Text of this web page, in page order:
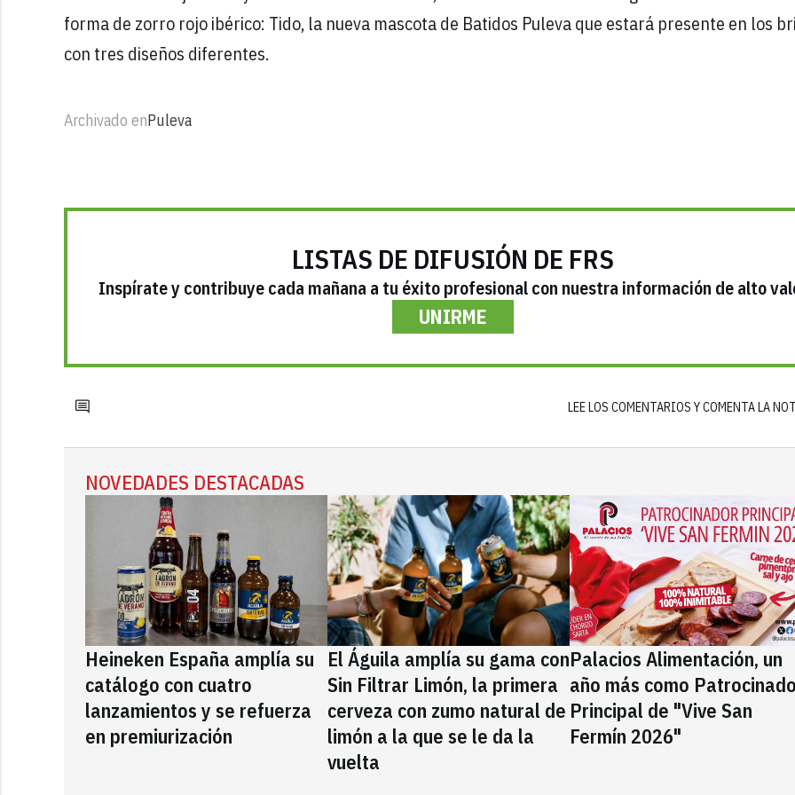
forma de zorro rojo ibérico: Tido, la nueva mascota de Batidos Puleva que estará presente en los
con tres diseños diferentes.
Archivado enPuleva
LISTAS DE DIFUSIÓN DE FRS
Inspírate y contribuye cada mañana a tu éxito profesional con nuestra información de alto
UNIRME
LEE LOS COMENTARIOS Y COMENTA LA
NOVEDADES DESTACADAS
Heineken España amplía su
catálogo con cuatro
lanzamientos y se refuerza
en premiurización
El Águila amplía su gama con
Sin Filtrar Limón, la primera
cerveza con zumo natural de
limón a la que se le da la
vuelta
Palacios Alimentación, un
año más como
Principal de "Vive San
Fermín 2026"